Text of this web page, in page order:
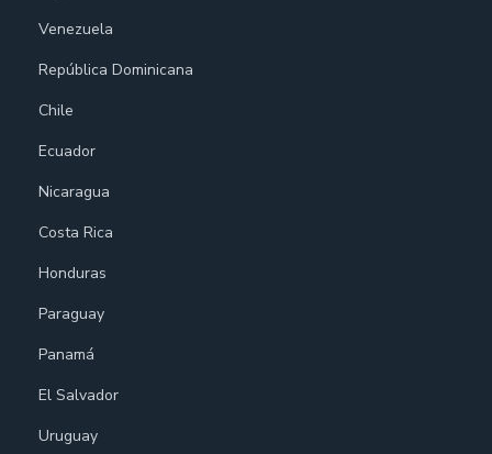
Venezuela
República Dominicana
Chile
Ecuador
Nicaragua
Costa Rica
Honduras
Paraguay
Panamá
El Salvador
Uruguay